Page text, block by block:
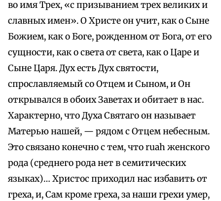
во имя Трех, «с призыванием трех великих и
славных имен». О Христе он учит, как о Сыне
Божием, как о Боге, рожденном от Бога, от его
сущности, как о света от света, как о Царе и
Сыне Царя. Дух есть Дух святости,
спрославляемый со Отцем и Сыном, и Он
открывался в обоих Заветах и обитает в нас.
Характерно, что Духа Святаго он называет
Матерью нашей, — рядом с Отцем небесным.
Это связано конечно с тем, что ruah женского
рода (среднего рода нет в семитических
языках)… Христос приходил нас избавить от
греха, и, Сам кроме греха, за наши грехи умер,